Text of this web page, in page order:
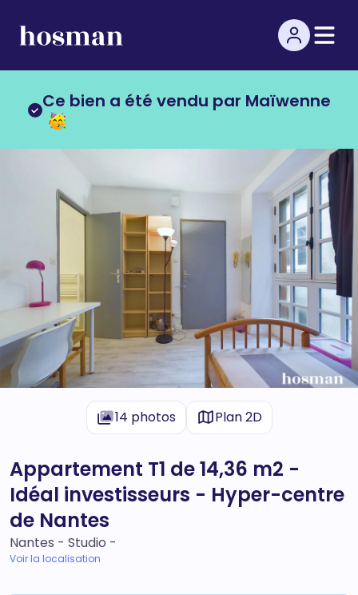
Ce bien a été vendu par Maïwenne
14 photos Plan 2D
Appartement T1 de 14,36 m2 -
Idéal investisseurs - Hyper-centre
de Nantes
Nantes - Studio -
Voir la localisation